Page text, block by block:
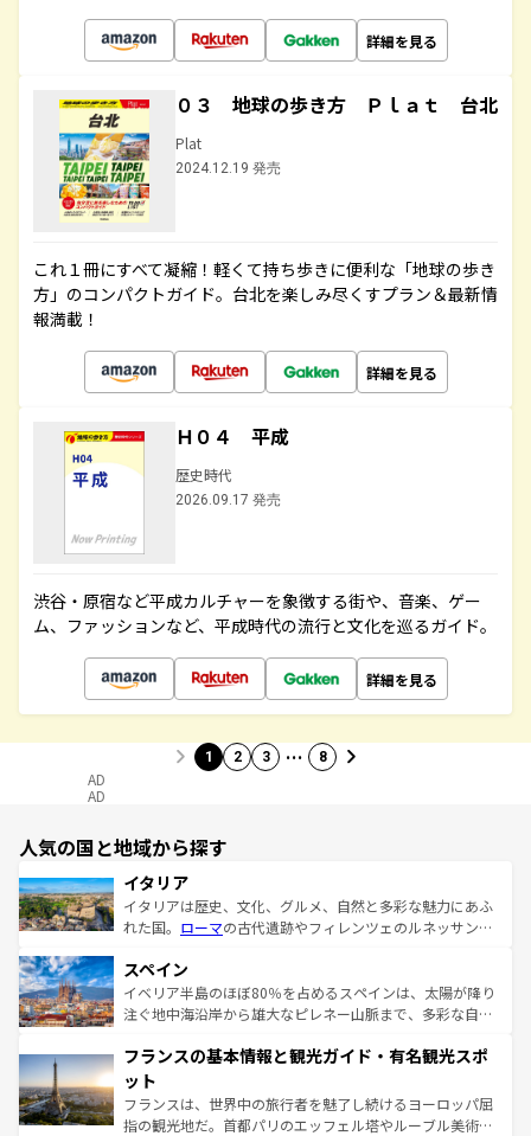
詳細を見る
０３ 地球の歩き方 Ｐｌａｔ 台北
Plat
2024.12.19 発売
これ１冊にすべて凝縮！軽くて持ち歩きに便利な「地球の歩き
方」のコンパクトガイド。台北を楽しみ尽くすプラン＆最新情
報満載！
詳細を見る
Ｈ０４ 平成
歴史時代
2026.09.17 発売
渋谷・原宿など平成カルチャーを象徴する街や、音楽、ゲー
ム、ファッションなど、平成時代の流行と文化を巡るガイド。
詳細を見る
1 2 3 … 8
AD
AD
人気の国と地域から探す
イタリア
イタリアは歴史、文化、グルメ、自然と多彩な魅力にあふ
れた国。 ローマの古代遺跡やフィレンツェのルネッサンス
ろん、トスカーナの美しい田園風景やアマルフィ海岸の絶
景など、自然景観も見逃せない。観光の合間には、本場の
ピザやパスタなど、絶品のイタリア料理を堪能することも
ませてくれるイタリアで、忘れられない旅をしてみよう！
なお、新着のイタリア情報は
しい。
スペイン
イベリア半島のほぼ80％を占めるスペインは、太陽が降り
注ぐ地中海沿岸から雄大なピレネー山脈まで、多彩な自然
文化が根付くこの国では、情熱的なフラメンコ、熱気あふ
れる闘牛、そして美味しいタパスが生活の一部となってい
る。首都マドリードの洗練された雰囲気や、バルセロナの
アートに溢れた街角から、地方では古代ローマ遺跡や中世
フランスの基本情報と観光ガイド・有名観光スポ
ット
フランスは、世界中の旅行者を魅了し続けるヨーロッパ屈
指の観光地だ。首都パリのエッフェル塔やルーブル美術館